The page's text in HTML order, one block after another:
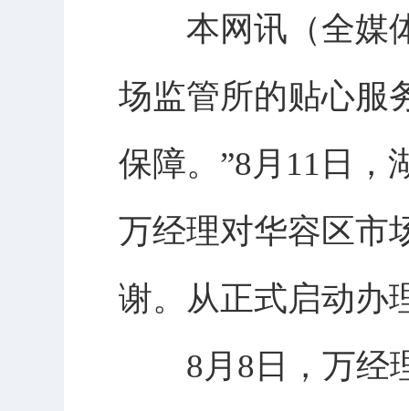
本网讯（全媒体
场监管所的贴心服
保障。”8月11日，
万经理对华容区市
谢。从正式启动办
8月8日，万经理